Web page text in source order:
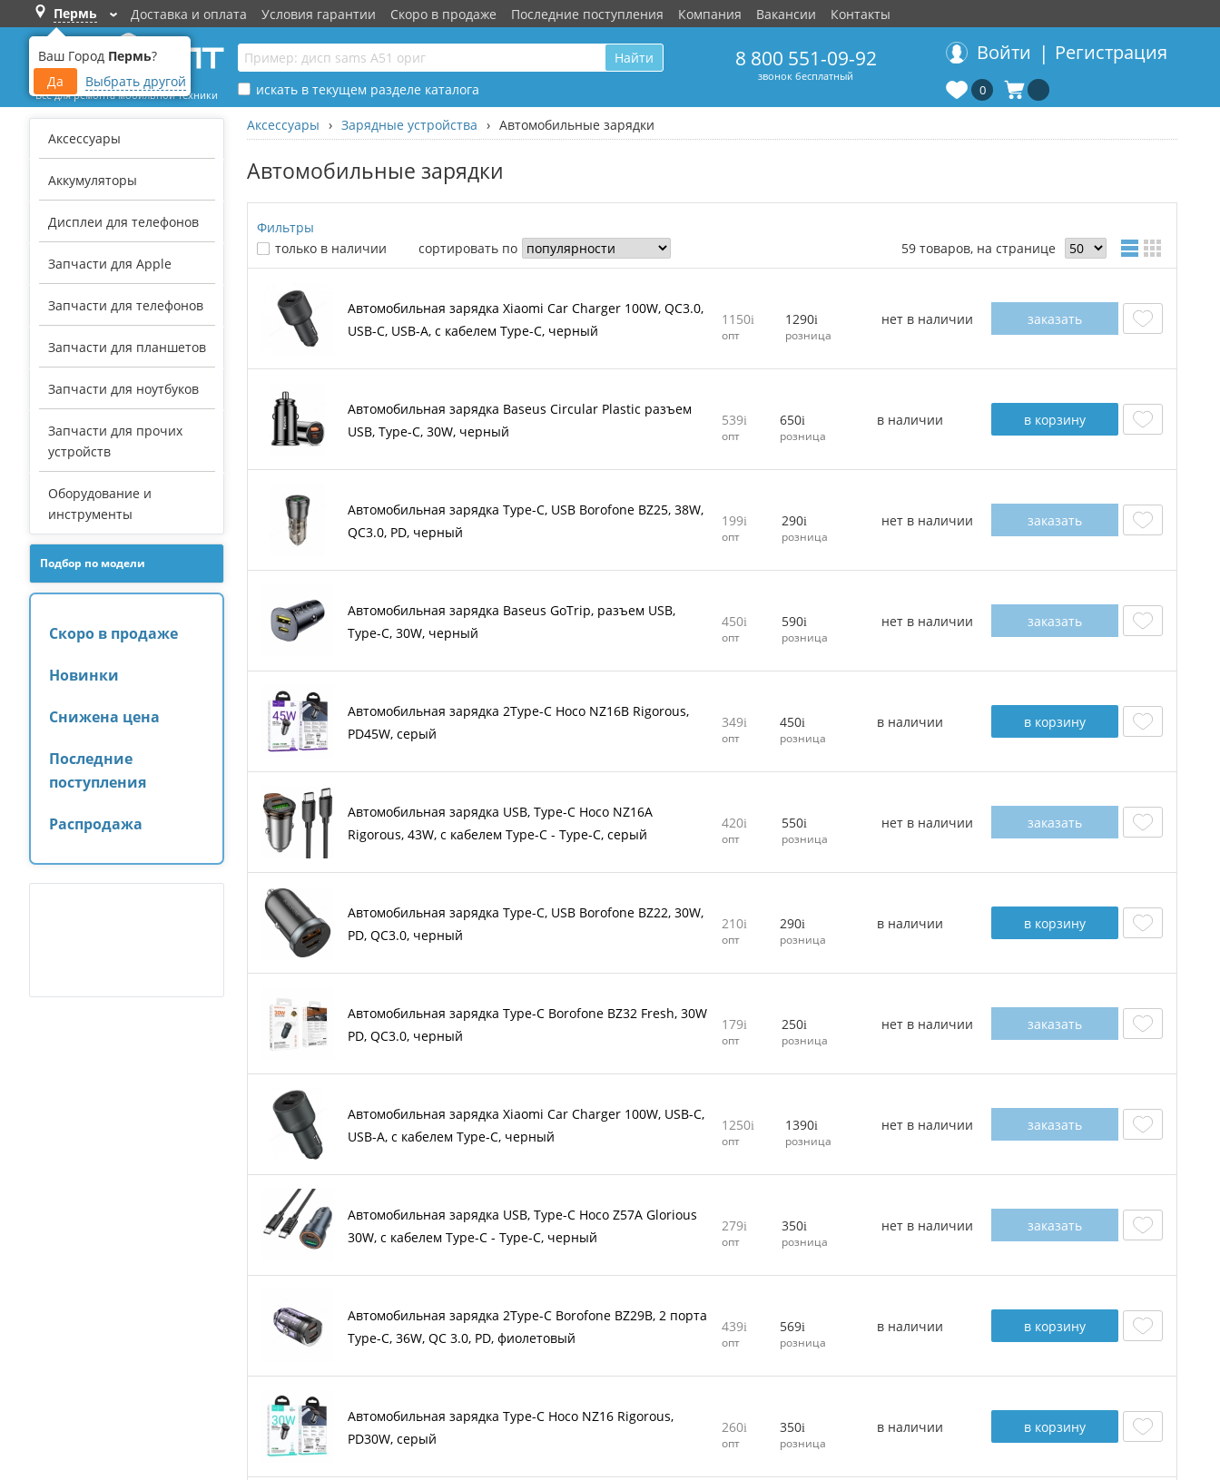
Ваш Город Пермь?
Да
Выбрать другой
Пермь › Доставка и оплата Условия гарантии Скоро в продаже Последние поступления Компания Вакансии Контакты
Все для ремонта мобильной техники
Найти
искать в текущем разделе каталога
8 800 551-09-92
звонок бесплатный
Войти | Регистрация
0
Аксессуары
Аккумуляторы
Дисплеи для телефонов
Запчасти для Apple
Запчасти для телефонов
Запчасти для планшетов
Запчасти для ноутбуков
Запчасти для прочих
устройств
Оборудование и
инструменты
Подбор по модели
Скоро в продаже
Новинки
Снижена цена
Последние
поступления
Распродажа
Аксессуары › Зарядные устройства › Автомобильные зарядки
Автомобильные зарядки
Фильтры
только в наличии
сортировать по 59 товаров, на странице
Автомобильная зарядка Xiaomi Car Charger 100W, QC3.0,
USB-C, USB-A, с кабелем Type-C, черный
1150
опт
1290
розница
нет в наличии заказать
Автомобильная зарядка Baseus Circular Plastic разъем
USB, Type-C, 30W, черный
539
опт
650
розница
в наличии в корзину
Автомобильная зарядка Type-C, USB Borofone BZ25, 38W,
QC3.0, PD, черный
199
опт
290
розница
нет в наличии заказать
Автомобильная зарядка Baseus GoTrip, разъем USB,
Type-C, 30W, черный
450
опт
590
розница
нет в наличии заказать
Автомобильная зарядка 2Type-C Hoco NZ16B Rigorous,
PD45W, серый
349
опт
450
розница
в наличии в корзину
Автомобильная зарядка USB, Type-C Hoco NZ16A
Rigorous, 43W, с кабелем Type-C - Type-C, серый
420
опт
550
розница
нет в наличии заказать
Автомобильная зарядка Type-C, USB Borofone BZ22, 30W,
PD, QC3.0, черный
210
опт
290
розница
в наличии в корзину
Автомобильная зарядка Type-C Borofone BZ32 Fresh, 30W
PD, QC3.0, черный
179
опт
250
розница
нет в наличии заказать
Автомобильная зарядка Xiaomi Car Charger 100W, USB-C,
USB-A, с кабелем Type-C, черный
1250
опт
1390
розница
нет в наличии заказать
Автомобильная зарядка USB, Type-C Hoco Z57A Glorious
30W, с кабелем Type-C - Type-C, черный
279
опт
350
розница
нет в наличии заказать
Автомобильная зарядка 2Type-C Borofone BZ29B, 2 порта
Type-C, 36W, QC 3.0, PD, фиолетовый
439
опт
569
розница
в наличии в корзину
Автомобильная зарядка Type-C Hoco NZ16 Rigorous,
PD30W, серый
260
опт
350
розница
в наличии в корзину